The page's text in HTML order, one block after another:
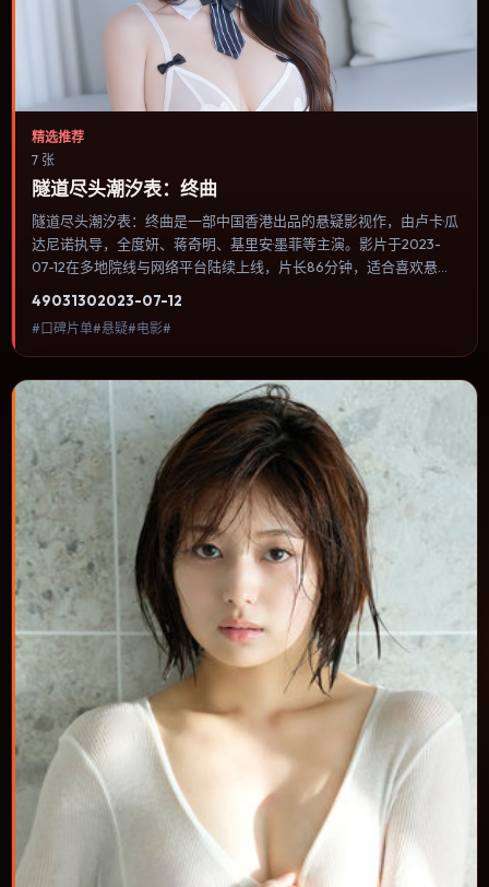
精选推荐
7 张
隧道尽头潮汐表：终曲
隧道尽头潮汐表：终曲是一部中国香港出品的悬疑影视作，由卢卡·瓜
达尼诺执导，全度妍、蒋奇明、基里安·墨菲等主演。影片于2023-
07-12在多地院线与网络平台陆续上线，片长86分钟，适合喜欢悬疑
与情节推进，节奏与视听语言统一，可作为休闲观影或类型片补片的
选择。
49031302023-07-12
#口碑片单#悬疑#电影#